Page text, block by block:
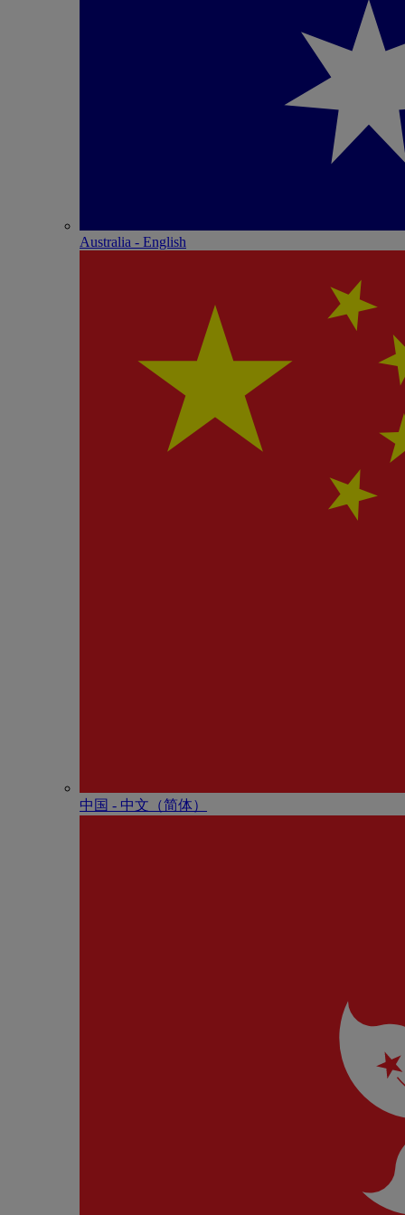
Australia - English
中国 - 中⽂（简体）